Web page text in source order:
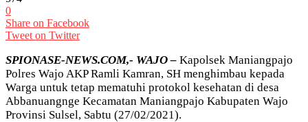
0
Share on Facebook
Tweet on Twitter
SPIONASE-NEWS.COM,- WAJO – Kapolsek Maniangpajo
Polres Wajo AKP Ramli Kamran, SH menghimbau kepada
Warga untuk tetap mematuhi protokol kesehatan di desa
Abbanuangnge Kecamatan Maniangpajo Kabupaten Wajo
Provinsi Sulsel, Sabtu (27/02/2021).